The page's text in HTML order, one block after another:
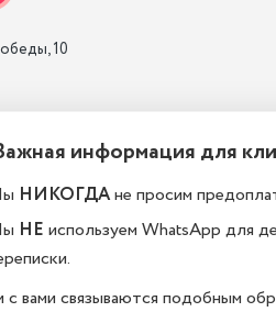
10
информация для
НИКОГДАне просим
НЕ используем WhatsApp для
с вами связываются подобным